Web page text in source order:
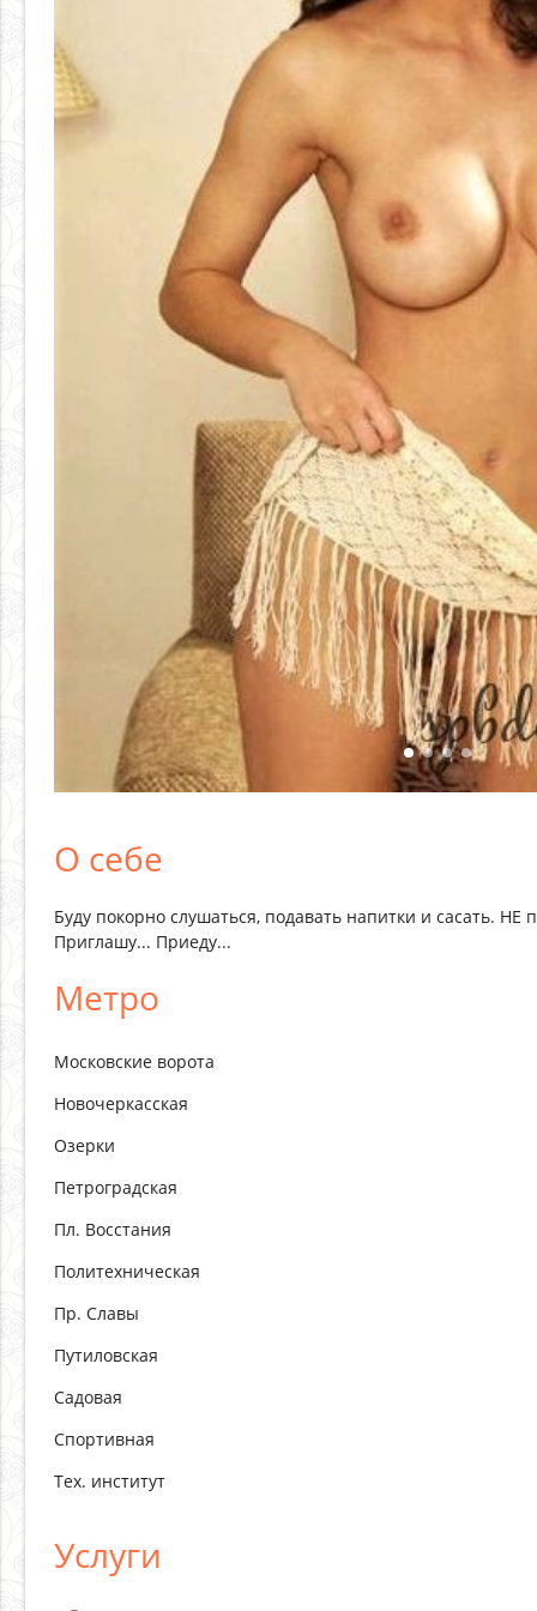
О себе
Буду покорно слушаться, подавать напитки и сасать. НЕ
Приглашу... Приеду...
Метро
Московские ворота
Новочеркасская
Озерки
Петроградская
Пл. Восстания
Политехническая
Пр. Славы
Путиловская
Садовая
Спортивная
Тех. институт
Услуги